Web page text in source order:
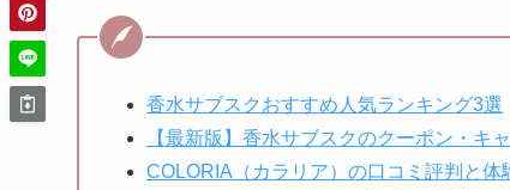
香水サブスクおすすめ人気ランキング3選
【最新版】香水サブスクのクーポン・キ
COLORIA（カラリア）の口コミ評判と体